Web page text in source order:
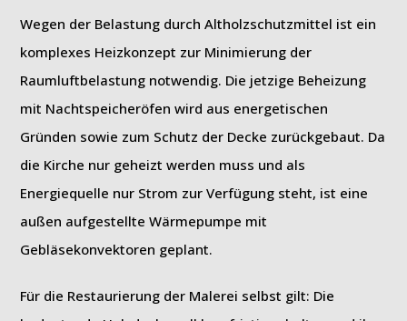
Wegen der Belastung durch Altholzschutzmittel ist ein
komplexes Heizkonzept zur Minimierung der
Raumluftbelastung notwendig. Die jetzige Beheizung
mit Nachtspeicheröfen wird aus energetischen
Gründen sowie zum Schutz der Decke zurückgebaut. Da
die Kirche nur geheizt werden muss und als
Energiequelle nur Strom zur Verfügung steht, ist eine
außen aufgestellte Wärmepumpe mit
Gebläsekonvektoren geplant.
Für die Restaurierung der Malerei selbst gilt: Die